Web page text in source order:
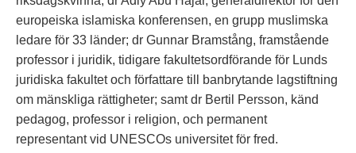
europeiska islamiska konferensen, en grupp muslimska
ledare för 33 länder; dr Gunnar Bramstång, framstående
professor i juridik, tidigare fakultetsordförande för Lunds
juridiska fakultet och författare till banbrytande lagstiftning
om mänskliga rättigheter; samt dr Bertil Persson, känd
pedagog, professor i religion, och permanent
representant vid UNESCOs universitet för fred.